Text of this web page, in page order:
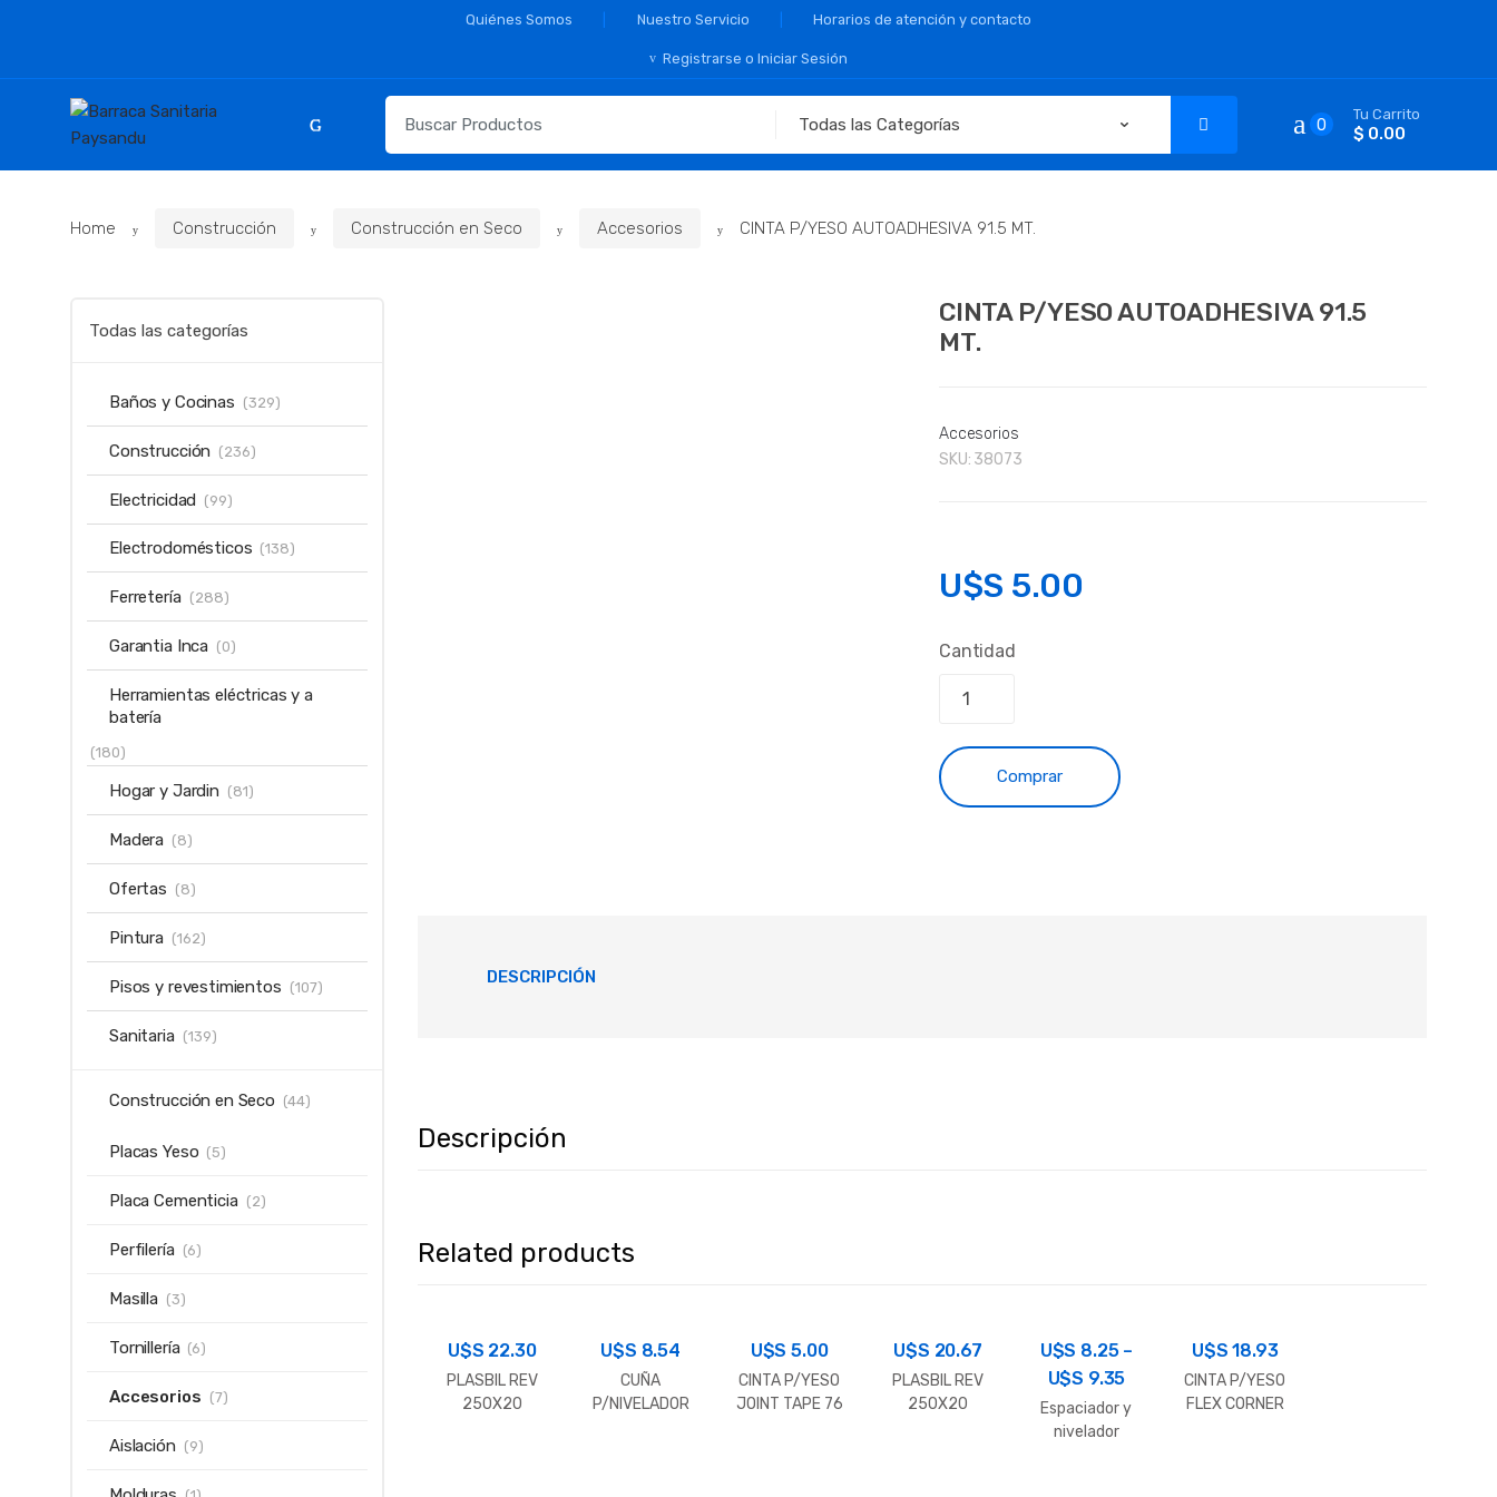
Quiénes Somos Nuestro Servicio Horarios de atención y contacto
Registrarse o Iniciar Sesión
para:
0
Tu Carrito
$ 0.00
Home Construcción Construcción en Seco Accesorios CINTA P/YESO AUTOADHESIVA 91.5 MT.
CINTA P/YESO AUTOADHESIVA 91.5
MT.
Accesorios
SKU: 38073
U$S 5.00
Cantidad
Comprar
DESCRIPCIÓN
Descripción
Related products
U$S 22.30
PLASBIL REV
250X20
U$S 8.54
CUÑA
P/NIVELADOR
U$S5.00
CINTA P/YESO
JOINT TAPE 76
U$S 20.67
PLASBIL REV
250X20
U$S 8.25–
U$S 9.35
Espaciador y
nivelador
U$S18.93
CINTA P/YESO
FLEX CORNER
Todas las categorías
Baños y Cocinas (329)
Construcción (236)
Electricidad (99)
Electrodomésticos (138)
Ferretería (288)
Garantia Inca (0)
Herramientas eléctricas y a
batería
(180)
Hogar y Jardin (81)
Madera (8)
Ofertas (8)
Pintura (162)
Pisos y revestimientos (107)
Sanitaria (139)
Construcción en Seco (44)
Placas Yeso (5)
Placa Cementicia (2)
Perfilería (6)
Masilla (3)
Tornillería (6)
Accesorios (7)
Aislación (9)